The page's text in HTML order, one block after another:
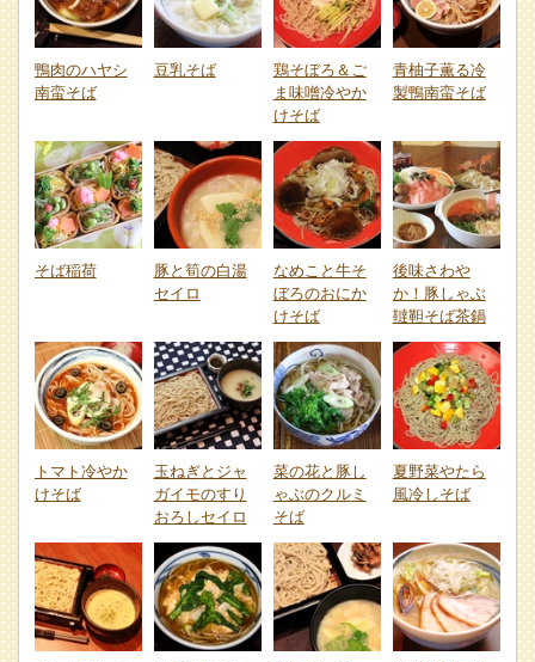
鴨肉のハヤシ
南蛮そば
豆乳そば
鶏そぼろ＆ご
ま味噌冷やか
けそば
青柚子薫る冷
製鴨南蛮そば
そば稲荷
豚と筍の白湯
セイロ
なめこと牛そ
ぼろのおにか
けそば
後味さわや
か！豚しゃぶ
韃靼そば茶鍋
トマト冷やか
けそば
玉ねぎとジャ
ガイモのすり
おろしセイロ
菜の花と豚し
ゃぶのクルミ
そば
夏野菜やたら
風冷しそば